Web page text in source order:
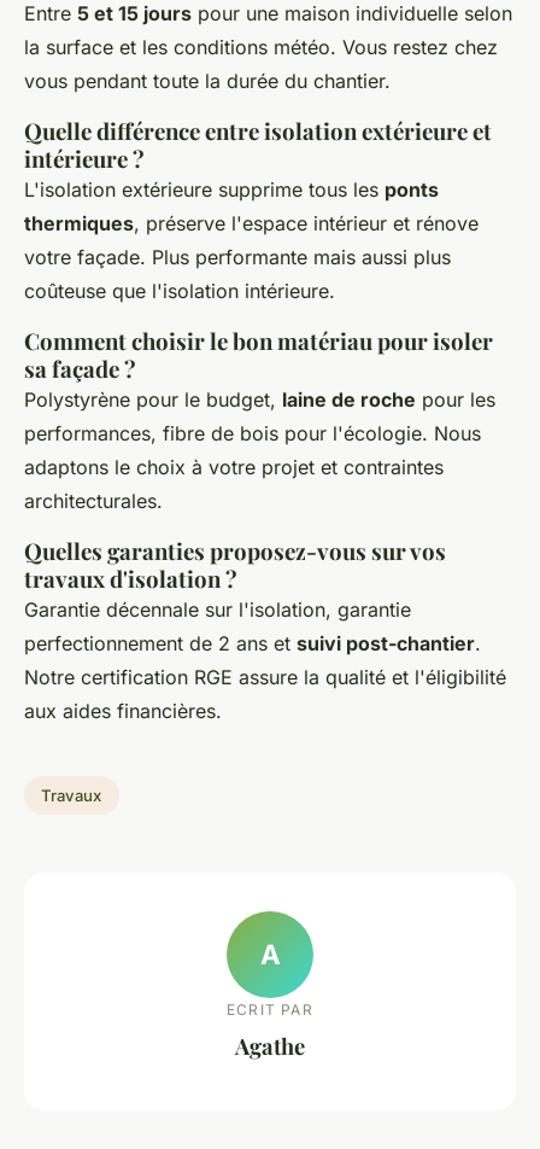
Entre 5 et 15 jours pour une maison individuelle selon
la surface et les conditions météo. Vous restez chez
vous pendant toute la durée du chantier.
Quelle différence entre isolation extérieure et
intérieure ?
L'isolation extérieure supprime tous les ponts
thermiques, préserve l'espace intérieur et rénove
votre façade. Plus performante mais aussi plus
coûteuse que l'isolation intérieure.
Comment choisir le bon matériau pour isoler
sa façade ?
Polystyrène pour le budget, laine de roche pour les
performances, fibre de bois pour l'écologie. Nous
adaptons le choix à votre projet et contraintes
architecturales.
Quelles garanties proposez-vous sur vos
travaux d'isolation ?
Garantie décennale sur l'isolation, garantie
perfectionnement de 2 ans et suivi post-chantier.
Notre certification RGE assure la qualité et l'éligibilité
aux aides financières.
Travaux
A
ECRIT PAR
Agathe